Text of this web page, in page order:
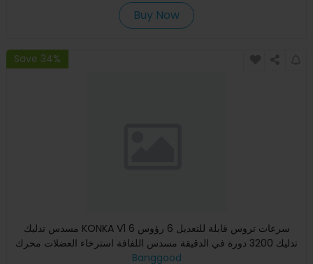
Buy Now
Save 34%
مسدس تدليك KONKA V1 6 سرعات تروس قابلة للتعديل 6 رؤوس
تدليك 3200 دورة في الدقيقة مسدس اللفافة استرخاء العضلات محرك
مدهون
Banggood